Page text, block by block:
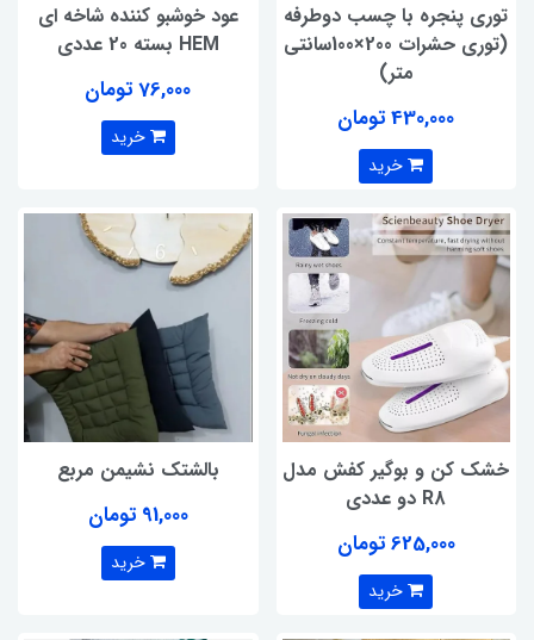
توری پنجره با چسب دوطرفه
(توری حشرات 200×100سانتی
متر)
430,000 تومان
خرید
عود خوشبو کننده شاخه ای
HEM بسته 20 عددی
76,000 تومان
خرید
خشک کن و بوگیر کفش مدل
R8 دو عددی
625,000 تومان
خرید
بالشتک نشیمن مربع
91,000 تومان
خرید